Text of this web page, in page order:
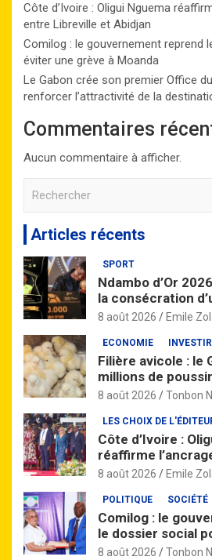
Côte d’Ivoire : Oligui Nguema
entre Libreville et Abidjan
Comilog : le gouvernement reprend
éviter une grève à Moanda
Le Gabon crée son premier Office
renforcer l’attractivité de la
Commentaires
Aucun commentaire à afficher.
r
c
h
e
r
Articles récents
SPORT
Ndambo d’Or
la consécration
monte
8 août 2026 Emile
ECONOMIE INVESTIR
Filière avicole : le
millions de
dépendance aux
8 août 2026 Tonbon
LES CHOIX DE
Côte d’Ivoire :
réaffirme
Libreville et
8 août 2026 Emile
POLITIQUE SOCIÉTÉ
Comilog : le
le dossier social
grève à Moanda
8 août 2026 Tonbon